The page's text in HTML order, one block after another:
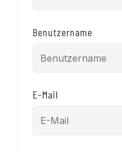
Benutzername
E-Mail